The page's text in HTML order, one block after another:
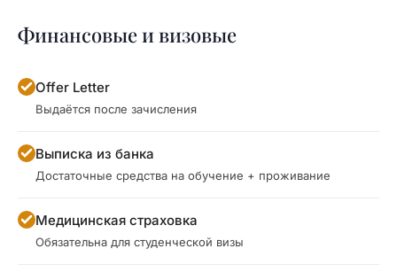
Финансовые и визовые
Offer Letter
Выдаётся после зачисления
Выписка из банка
Достаточные средства на обучение + проживание
Медицинская страховка
Обязательна для студенческой визы